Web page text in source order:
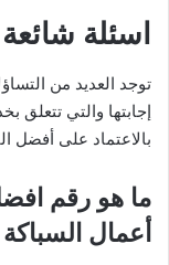
اسئلة
توجد العديد من
إجابتها والتي تتعلق
بالاعتماد على أفضل
ما هو رقم
أعمال